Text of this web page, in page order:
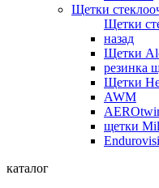
Щетки
Щетки
назад
Щетки
резинка
Щетки
AWM
щетки
каталог